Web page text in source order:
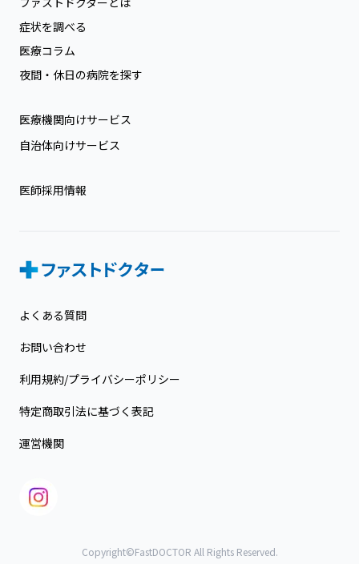
症状を調べる
医療コラム
夜間・休日の病院を探す
医療機関向けサービス
自治体向けサービス
医師採用情報
よくある質問
お問い合わせ
利用規約/プライバシーポリシー
特定商取引法に基づく表記
運営機関
Copyright©FastDOCTOR All Rights Reserved.